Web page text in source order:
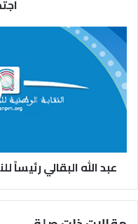
عبد الله البقالي رئيساً